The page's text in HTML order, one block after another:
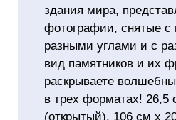
здания мира,
фотографии, снятые с
разными углами и с
вид памятников и их
раскрываете
в трех форматах!
(открытый), 106 см x